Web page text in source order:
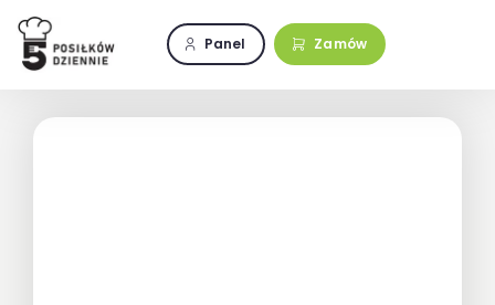
Przejdź
zawartości
Panel Zamów